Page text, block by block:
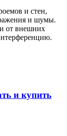
и стен,
и шумы.
от внешних
и купить